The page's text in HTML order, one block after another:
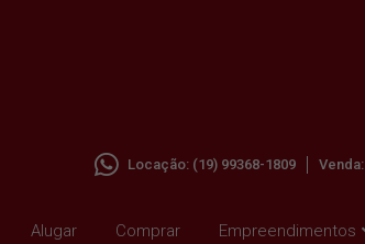
Alugar Comprar Empreendimentos
Locação: (19) 99368-1809 Venda: